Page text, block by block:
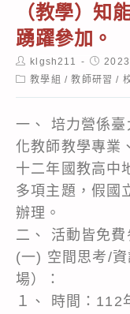
（教學）知
踴躍參加。
Post
author:
klgsh211
Post
Post教學組 / 教師研習 /
一、 培力營係
化教師教學專業
十二年國教高中
多項主題，假國
辦理。
二、 活動皆免費
(一) 空間思考/
場）：
１、 時間：112